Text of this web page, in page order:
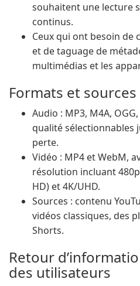
souhaitent une lecture
continus.
Ceux qui ont besoin de
et de taguage de
multimédias et les
Formats et
Audio : MP3, M4A,
qualité sélectionnables
perte.
Vidéo : MP4 et WebM,
résolution incluant
HD) et 4K/UHD.
Sources : contenu
vidéos classiques, des
Shorts.
Retour
des utilisateurs